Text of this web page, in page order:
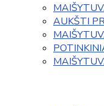
AUKŠTI